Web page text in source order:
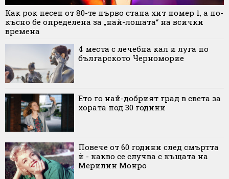
Как рок песен от 80-те първо стана хит номер 1, а по-
късно бе определена за „най-лошата“ на всички
времена
4 места с лечебна кал и луга по
българското Черноморие
Ето го най-добрият град в света за
хората под 30 години
Повече от 60 години след смъртта
ѝ - какво се случва с къщата на
Мерилин Монро